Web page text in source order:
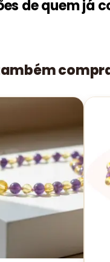
de quem já